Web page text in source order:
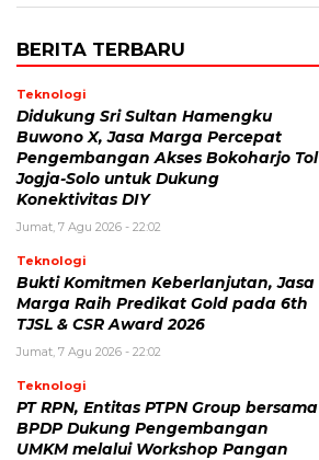
BERITA TERBARU
Teknologi
Didukung Sri Sultan Hamengku
Buwono X, Jasa Marga Percepat
Pengembangan Akses Bokoharjo Tol
Jogja-Solo untuk Dukung
Konektivitas DIY
Jumat, 7 Agu 2026 - 22:02
Teknologi
Bukti Komitmen Keberlanjutan, Jasa
Marga Raih Predikat Gold pada 6th
TJSL & CSR Award 2026
Jumat, 7 Agu 2026 - 22:02
Teknologi
PT RPN, Entitas PTPN Group bersama
BPDP Dukung Pengembangan
UMKM melalui Workshop Pangan